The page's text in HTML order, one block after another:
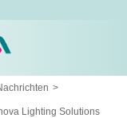
>
Lighting Solutions